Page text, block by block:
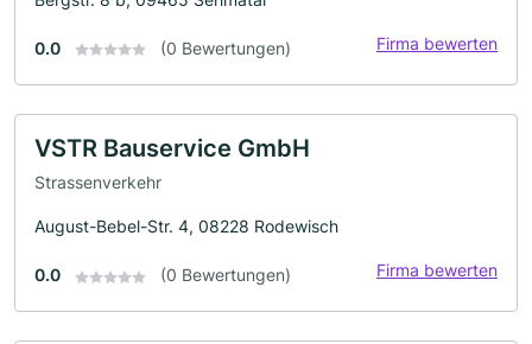
0.0 (0 Bewertungen) Firma bewerten
VSTR Bauservice GmbH
Strassenverkehr
August-Bebel-Str. 4, 08228 Rodewisch
0.0 (0 Bewertungen) Firma bewerten